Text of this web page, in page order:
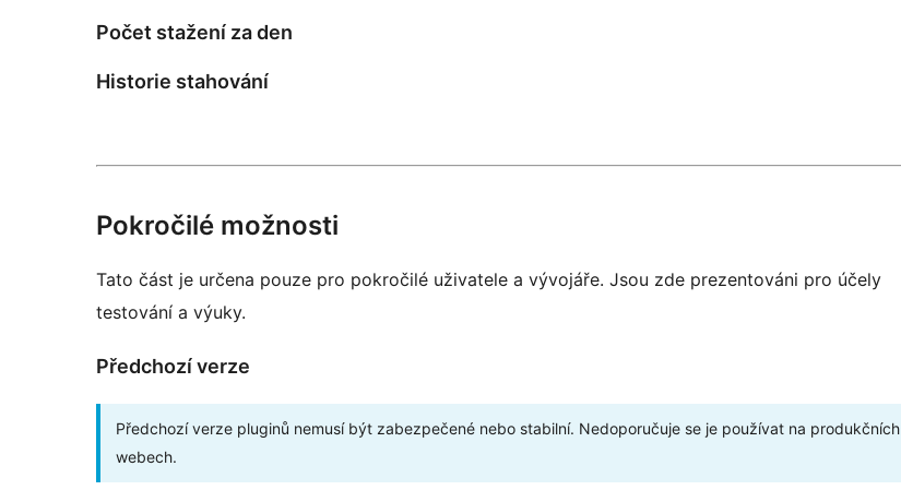
Počet stažení za den
Historie stahování
Pokročilé možnosti
Tato část je určena pouze pro pokročilé uživatele a vývojáře. Jsou zde prezentováni pro účely
testování a výuky.
Předchozí verze
Předchozí verze pluginů nemusí být zabezpečené nebo stabilní. Nedoporučuje se je používat na produkčních
webech.